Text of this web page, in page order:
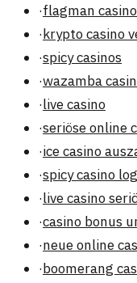
·flagman
·krypto casino
·spicy casinos
·wazamba
·live casino
·seriöse online
·ice casino
·spicy casino
·live casino
·casino bonus
·neue online
·boomerang